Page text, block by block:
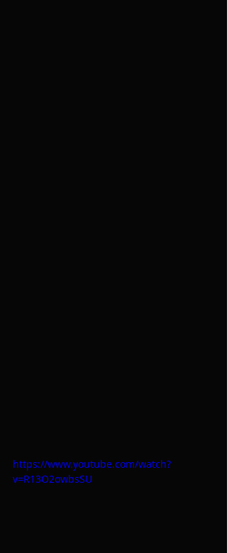
https://www.youtube.com/watch?
v=R13O2owbsSU